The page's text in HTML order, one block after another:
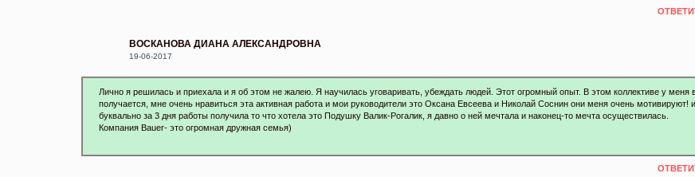
ВОСКАНОВА ДИАНА АЛЕКСАНДРОВНА
19-06-2017
Лично я решилась и приехала и я об этом не жалею. Я научилась уговаривать, убеждать людей. Этот огромный опыт. В этом коллективе у меня
получается, мне очень нравиться эта активная работа и мои руководители это Оксана Евсеева и Николай Соснин они меня очень мотивируют!
буквально за 3 дня работы получила то что хотела это Подушку Валик-Рогалик, я давно о ней мечтала и наконец-то мечта осуществилась.
Компания Bauer- это огромная дружная семья)